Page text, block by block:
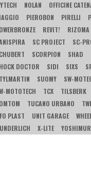
NOLAN OFFICINE
PIEROBON PIRELLI
REVIT! RIZOMA
SC PROJECT
SC-
SCORPION SHAD
DOCTOR
SIDI SIXS
SUOMY
SW-
MOTOTECH
TCX TILSBERK
TUCANO URBANO
PLAST
UNIT GARAGE
X-LITE